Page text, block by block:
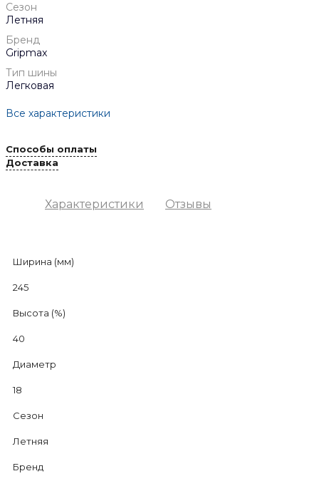
Сезон
Летняя
Бренд
Gripmax
Тип шины
Легковая
Все характеристики
Способы оплаты
Доставка
Характеристики Отзывы
Ширина (мм)
245
Высота (%)
40
Диаметр
18
Сезон
Летняя
Бренд